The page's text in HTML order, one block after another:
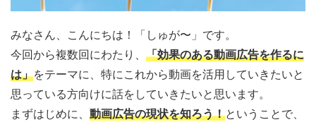
みなさん、こんにちは！「しゅが〜」です。
今回から複数回にわたり、 「効果のある動画広告を作るに
は」をテーマに、特にこれから動画を活用していきたいと
思っている方向けに話をしていきたいと思います。
まずはじめに、 動画広告の現状を知ろう！ということで、